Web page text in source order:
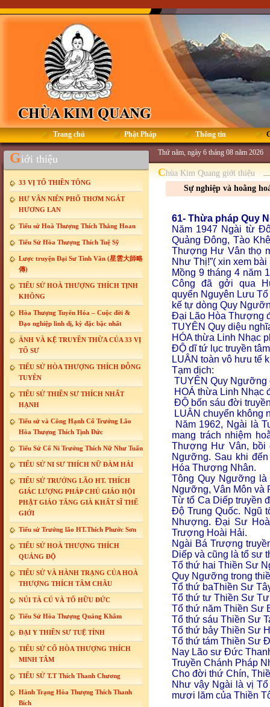
Trang chủ Phật Pháp Thông tin
Giới thiệu
33 VỊ TỔ THIỀN TÔNG
HƯ VÂN NIÊN PHỔ THƠM NGÁT
HƯƠNG LAN
Tiểu sử Hoà Thượng Thích Thắng Hoan
Tiểu Sử Hòa Thượng Thích Tuệ Sỹ
Lược truyện Đại Sư Tinh Vân (星雲大師略
傳)
TIỂU SỬ HOÀ THƯỢNG THÍCH TỊNH
KHÔNG
Hòa Thượng Tuyên Hóa – Cuộc đời &
Đạo nghiệp linh dị, kỳ đặc bậc nhất
ẢNH VÀ KỆ TRUYỀN THỪA CỦA 33 VỊ
TỔ SƯ
TIỂU SỬ HÒA THƯỢNG THÍCH ĐỖNG
TUYÊN
TIỂU SỬ THIỀN SƯ THÍCH NHẤT
HẠNH
Tiểu sử và Công Hạnh Cố Trưởng Lão
Hòa Thượng Thích Tịnh Đức
Tiểu Sử Cố Ni Trưởng Thích Nữ Như Tuấn
TIỂU SỬ NI SƯ THÍCH NỮ ĐÀM HẢI
TIỂU SỬ TRƯỞNG LÃO HT. THÍCH
GIÁC LƯỢNG PHÁP CHỦ GIÁO HỘI
PHẬT GIÁO TĂNG GIÀ KHẤT SĨ THẾ
GIỚI
Tiểu sử Trưởng lão HT.Thích Phước Sơn
TIỂU SỬ HOÀ THƯỢNG THÍCH
QUẢNG ĐỘ
TIỂU SỬ VÀ HÀNH TRẠNG CỦA HOÀ
THƯỢNG THÍCH TÂM CHÂU
NÚI TÀ CÚ VÀ TỔ HỮU ĐỨC
Tiểu Sử Hòa Thượng Quảng Khâm
ĐẠI Y THIỀN SƯ TUỆ TỈNH
TIỂU SỬ CỐ HÒA THƯỢNG THÍCH
MINH TÂM
TIỂU SỬ T.T Thích Thanh Chương
Hành Trạng Hòa Thượng Thích Thanh
Bích
Thứ năm, ngày 6 tháng 08 năm 2026
Chùa Kim Quang giới thiệu
Sự nghiệp và hoằng
61- Thừa pháp Quy
Năm 1947 Ngài từ
Quảng Đông, Tào
Thượng Hư Vân thọ
Như Thị!”( xin xem
Mồng 9 tháng 4 năm
Công đã gởi qua
quyển Nguyên Lưu
kế tự dòng Quy
Đại Lão Hòa Thượng
TUYÊN Quy diệu
HÓA thừa Linh Nhạc
ĐỘ dĩ tứ lục truyền
LUÂN toàn vô hưu tế
Tạm dịch:
TUYÊN Quy Ngưỡng
HOÁ thừa Linh Nhạc
ĐỘ bốn sáu đời
LUÂN chuyển không
Năm 1962, Ngài là
mang trách nhiệm
Thượng Hư Vân, bồi
Ngưỡng. Sau khi
Hóa Thượng Nhân.
Tông Quy Ngưỡng là
Ngưỡng, Vân Môn và
Từ tổ Ca Diếp truyền
Độ Trung Quốc. Ngũ
Nhượng. Đại Sư
Trượng Hoài Hải.
Ngài Bá Trượng
Diếp và cũng là tổ sư
Tổ thứ hai Thiền Sư
Quy Ngưỡng trong
Tổ thứ baThiền Sư
Tổ thứ tư Thiền Sư
Tổ thứ năm Thiền Sư
Tổ thứ sáu Thiền Sư
Tổ thứ bảy Thiền Sư
Tổ thứ tám Thiền Sư
Nay Lão sư Đức
Truyền Chánh Pháp
Cho đời thứ Chín,
Như vậy Ngài là vị
mươi lăm của Thiền